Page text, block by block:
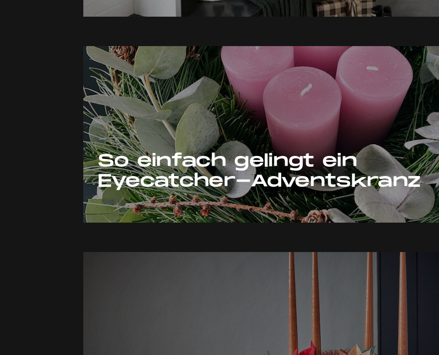
So einfach gelingt ein
Eyecatcher-Adventskranz